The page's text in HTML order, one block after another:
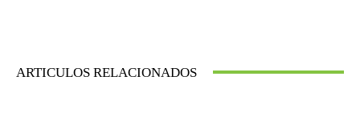
ARTICULOS RELACIONADOS